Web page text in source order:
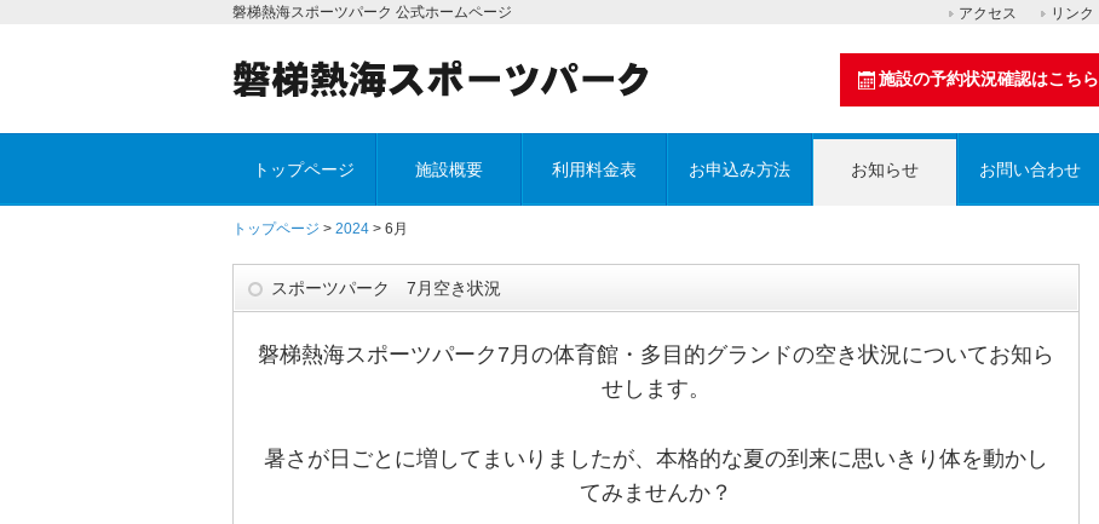
磐梯熱海スポーツパーク 公式ホームページ アクセス リンク
施設の予約状況確認はこちら
トップページ 施設概要 利用料金表 お申込み方法 お知らせ お問い合わせ
トップページ > 2024 > 6月
スポーツパーク 7月空き状況
磐梯熱海スポーツパーク7月の体育館・多目的グランドの空き状況についてお知ら
せします。
暑さが日ごとに増してまいりましたが、本格的な夏の到来に思いきり体を動かし
てみませんか？